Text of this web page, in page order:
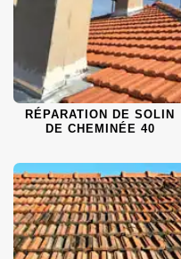
RÉPARATION DE SOLIN
DE CHEMINÉE 40